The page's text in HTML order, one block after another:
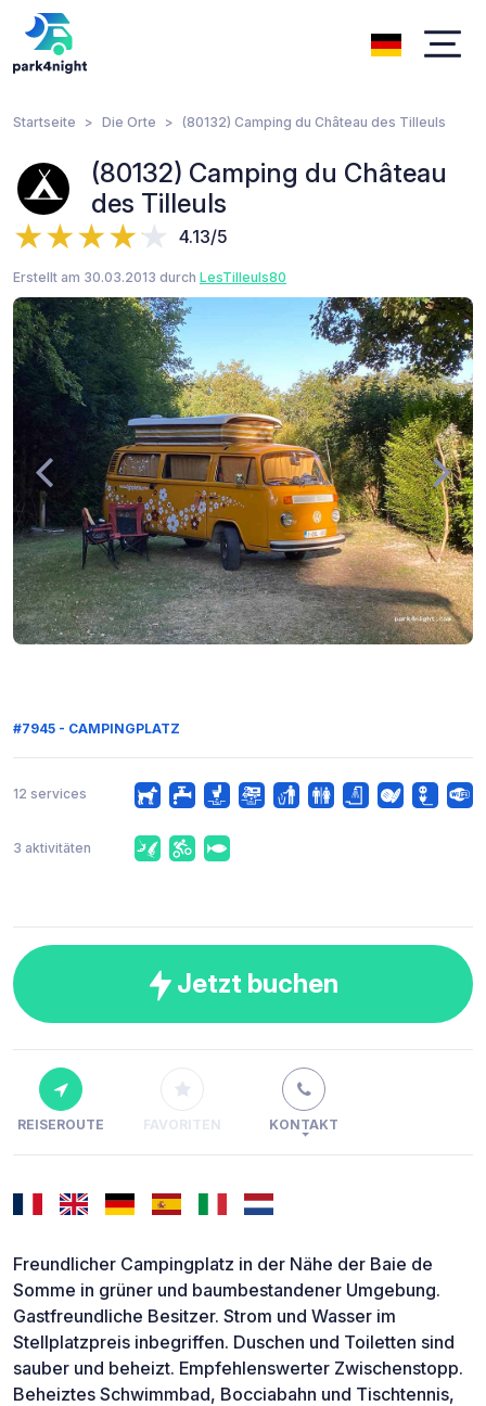
Startseite Die Orte (80132) Camping du Château des Tilleuls
(80132) Camping du Château
des Tilleuls
4.13/5
Erstellt am 30.03.2013 durch LesTilleuls80
#7945 - CAMPINGPLATZ
12 services
3 aktivitäten
Jetzt buchen
REISEROUTE FAVORITEN KONTAKT
Freundlicher Campingplatz in der Nähe der Baie de
Somme in grüner und baumbestandener Umgebung.
Gastfreundliche Besitzer. Strom und Wasser im
Stellplatzpreis inbegriffen. Duschen und Toiletten sind
sauber und beheizt. Empfehlenswerter Zwischenstopp.
Beheiztes Schwimmbad, Bocciabahn und Tischtennis,